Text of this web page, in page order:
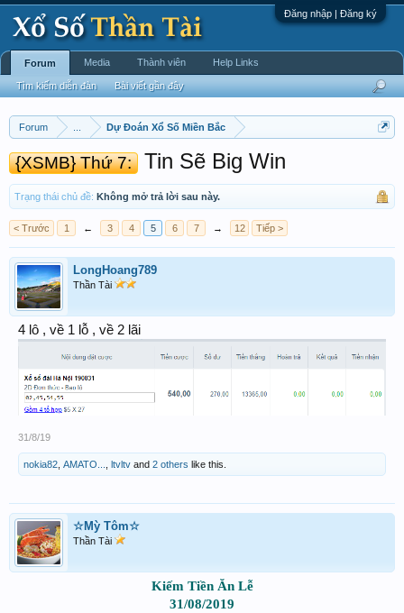
Đăng nhập | Đăng ký
Forum Dự Đoán Xổ Số Miền Bắc
{XSMB} Thứ 7: Tin Sẽ Big Win
Trạng thái chủ đề: Không mở trả lời sau này.
< Trước 1 ← 3 4 5 6 7 → 12 Tiếp >
LongHoang789
Thần Tài
4 lô , về 1 lỗ , về 2 lãi
31/8/19
nokia82 AMATO... ltvltv and 2 others like this.
☆Mỳ Tôm☆
Thần Tài
Kiếm Tiền Ăn Lễ
31/08/2019
Forum
Tìm kiếm diễn đàn Bài viết gần đây
Media Thành viên Help Links